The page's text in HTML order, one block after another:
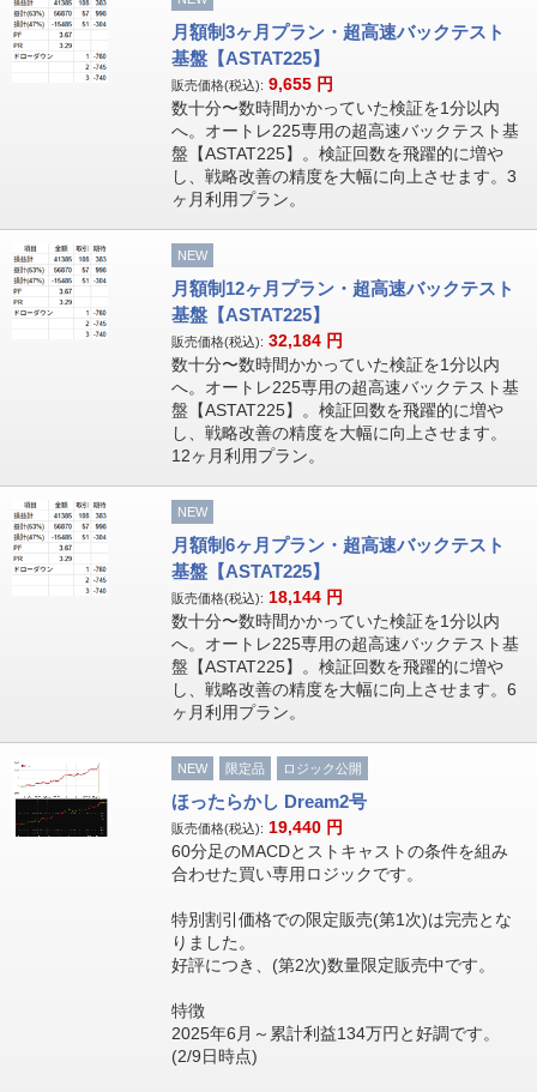
月額制3ヶ月プラン・超高速バックテスト
基盤【ASTAT225】
販売価格(税込): 9,655 円
数十分〜数時間かかっていた検証を1分以内
へ。オートレ225専用の超高速バックテスト基
盤【ASTAT225】。検証回数を飛躍的に増や
し、戦略改善の精度を大幅に向上させます。3
ヶ月利用プラン。
NEW
月額制12ヶ月プラン・超高速バックテスト
基盤【ASTAT225】
販売価格(税込): 32,184 円
数十分〜数時間かかっていた検証を1分以内
へ。オートレ225専用の超高速バックテスト基
盤【ASTAT225】。検証回数を飛躍的に増や
し、戦略改善の精度を大幅に向上させます。
12ヶ月利用プラン。
NEW
月額制6ヶ月プラン・超高速バックテスト
基盤【ASTAT225】
販売価格(税込): 18,144 円
数十分〜数時間かかっていた検証を1分以内
へ。オートレ225専用の超高速バックテスト基
盤【ASTAT225】。検証回数を飛躍的に増や
し、戦略改善の精度を大幅に向上させます。6
ヶ月利用プラン。
NEW 限定品 ロジック公開
ほったらかし Dream2号
販売価格(税込): 19,440 円
60分足のMACDとストキャストの条件を組み
合わせた買い専用ロジックです。
特別割引価格での限定販売(第1次)は完売とな
りました。
好評につき、(第2次)数量限定販売中です。
特徴
2025年6月～累計利益134万円と好調です。
(2/9日時点)